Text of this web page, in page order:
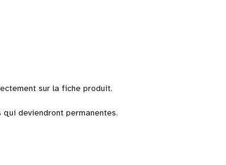
sur la fiche produit.
deviendront permanentes.